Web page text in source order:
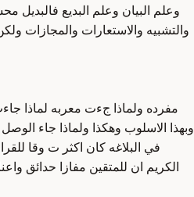
وعلم البيان وعلم البديع فالبديل
والتشبيه والاستعارات والمجازات
مفرده ولماذا جءت معربه لماذا
وبهذا الاسلوب وهكذا ولماذا جاء
في البلاغه كان اكثر ت وقا
الكريم ان للمتقين مفازا حدائق